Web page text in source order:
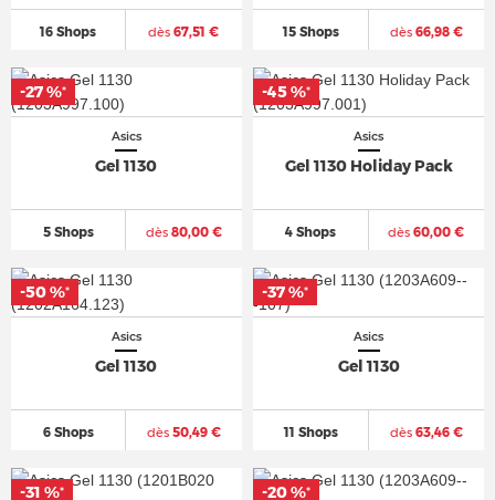
16 Shops dès 67,51 € 15 Shops dès66,98 €
Asics
Gel 1130
5 Shops dès80,00 €
-27 %*
Asics
Gel 1130 Holiday Pack
4 Shops dès 60,00 €
-45 %*
Asics
Gel 1130
6 Shops dès50,49 €
-50 %*
Asics
Gel 1130
11 Shops dès63,46 €
-37 %*
-31 %* -20 %*